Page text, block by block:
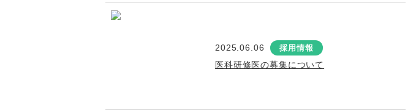
2025.06.06 採用情報
医科研修医の募集について